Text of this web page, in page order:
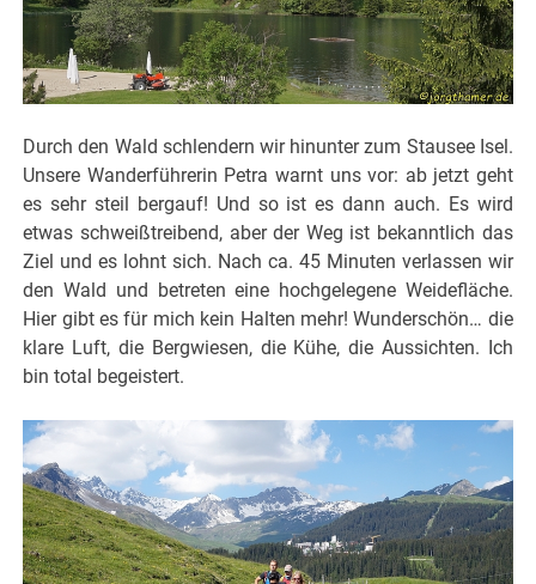
Durch den Wald schlendern wir hinunter zum Stausee Isel.
Unsere Wanderführerin Petra warnt uns vor: ab jetzt geht
es sehr steil bergauf! Und so ist es dann auch. Es wird
etwas schweißtreibend, aber der Weg ist bekanntlich das
Ziel und es lohnt sich. Nach ca. 45 Minuten verlassen wir
den Wald und betreten eine hochgelegene Weidefläche.
Hier gibt es für mich kein Halten mehr! Wunderschön… die
klare Luft, die Bergwiesen, die Kühe, die Aussichten. Ich
bin total begeistert.